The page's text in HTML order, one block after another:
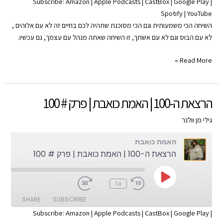
Amazon
RSS FEED
SHARE
LINK
EMBED
Spotify| YouTube
השיחה הכי משמעותית וגם הכי מסוכנת שתהיה לכם בחיים זה לא עם אלוהים ,
לא עם הבוס וגם לא עם אשתך, זו השיחה שאתה מנהל עם עצמך, גם עכשיו.
הקול
|
כואבת
|
101
Read More »
הרצאת ה-100 | האמת כואבת | פרק # 100
גילי מן וולנר
האמת כואבת
הרצאת ה-100 | האמת כואבת | פרק # 100
Play
Episode
1x
SUBSCRIBE
SHARE
Subscribe: Amazon | Apple Podcasts| CastBox| Google Play|